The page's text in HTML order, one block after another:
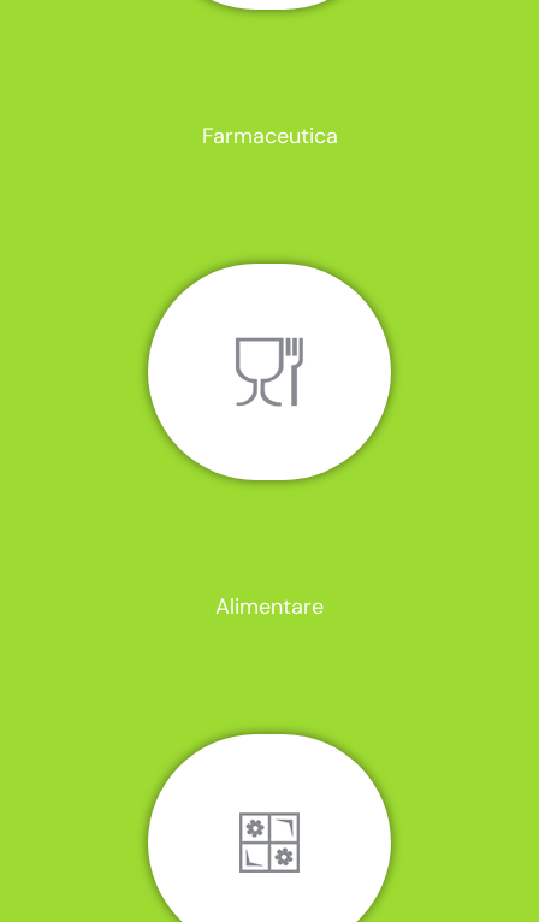
Farmaceutica
Alimentare